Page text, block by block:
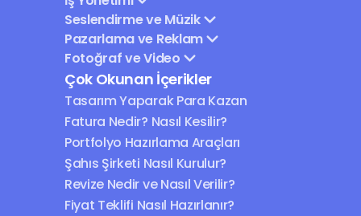
Seslendirme ve Müzik
Pazarlama ve Reklam
Fotoğraf ve Video
Çok Okunan İçerikler
Tasarım Yaparak Para Kazan
Fatura Nedir? Nasıl Kesilir?
Portfolyo Hazırlama Araçları
Şahıs Şirketi Nasıl Kurulur?
Revize Nedir ve Nasıl Verilir?
Fiyat Teklifi Nasıl Hazırlanır?